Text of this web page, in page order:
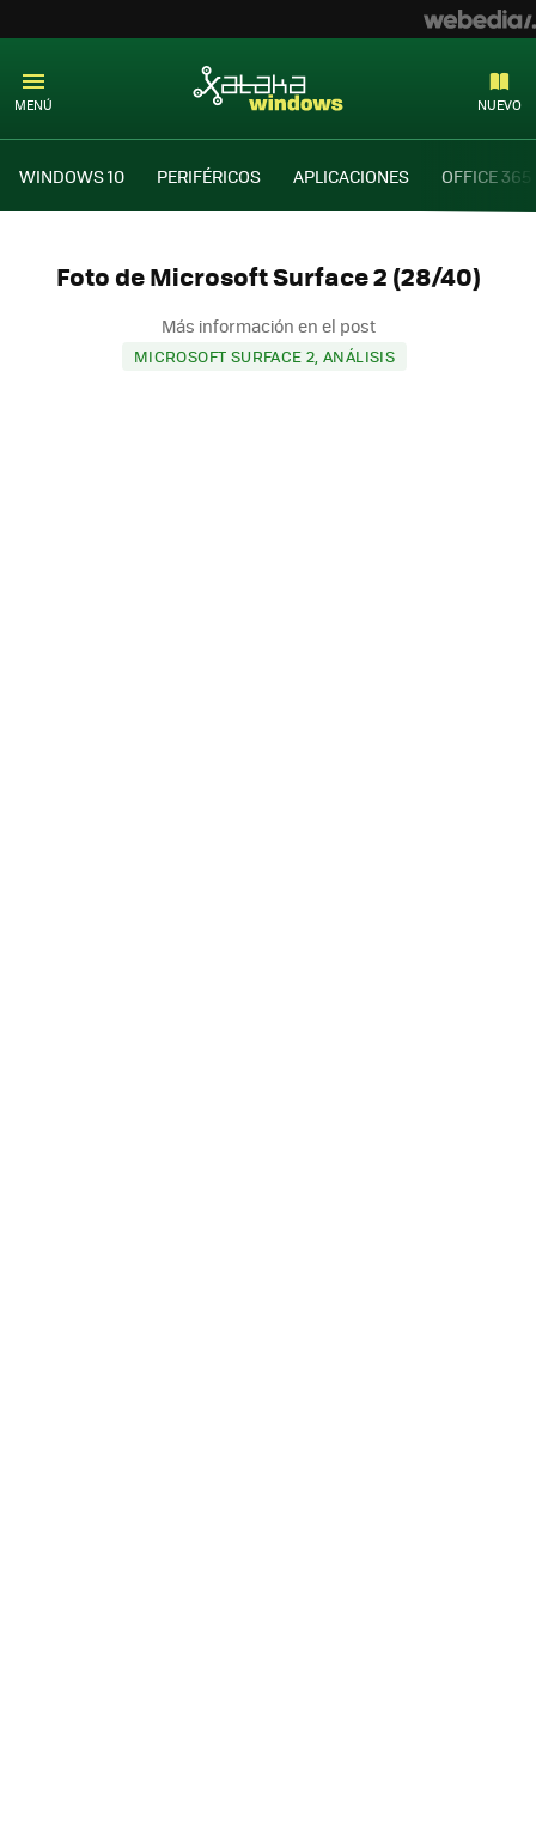
MENÚ NUEVO
WINDOWS 10 PERIFÉRICOS APLICACIONES OFFICE 365
Foto de Microsoft Surface 2 (28/40)
Más información en el post
MICROSOFT SURFACE 2, ANÁLISIS